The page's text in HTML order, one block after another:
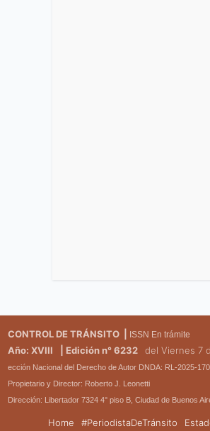
CONTROL DE TRÁNSITO | ISSN En trámite
Año: XVIII | Edición n° 6232 del Viernes 7
ección Nacional del Derecho de Autor DNDA: RL-2025-
Propietario y Director: Roberto J. Leonetti
Dirección: Libertador 7324 4° piso B, Ciudad de Buenos
Home #PeriodistaDeTránsito